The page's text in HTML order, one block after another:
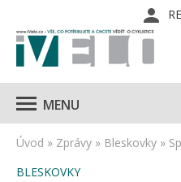
MENU
Úvod » Zprávy » Bleskovky »
BLESKOVKY